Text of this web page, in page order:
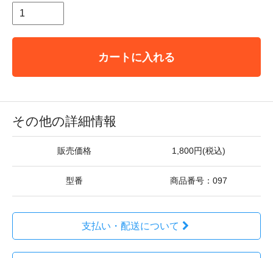
カートに入れる
その他の詳細情報
販売価格 1,800円(税込)
型番 商品番号：097
支払い・配送について